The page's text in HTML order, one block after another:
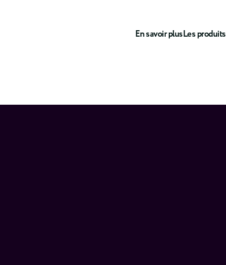
En savoir plusLes produits